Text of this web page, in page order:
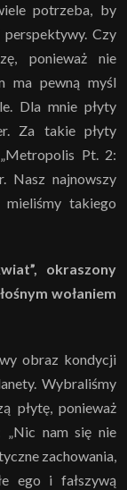
potrzeba, by
perspektywy. Czy
ponieważ nie
ma pewną myśl
Dla mnie płyty
Za takie płyty
Pt. 2:
Nasz najnowszy
takiego
okraszony
wołaniem
obraz kondycji
Wybraliśmy
płytę, ponieważ
„Nic nam się nie
zachowania,
ego i fałszywą